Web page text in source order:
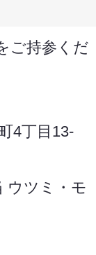
ご持参くだ
4丁目13-
ウツミ・モ